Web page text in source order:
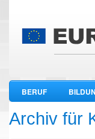
BERUF
WIRTSCHAFT
Archiv für